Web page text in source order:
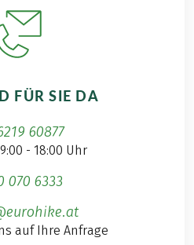
FÜR SIE DA
60877
- 18:00 Uhr
070 6333
auf Ihre Anfrage